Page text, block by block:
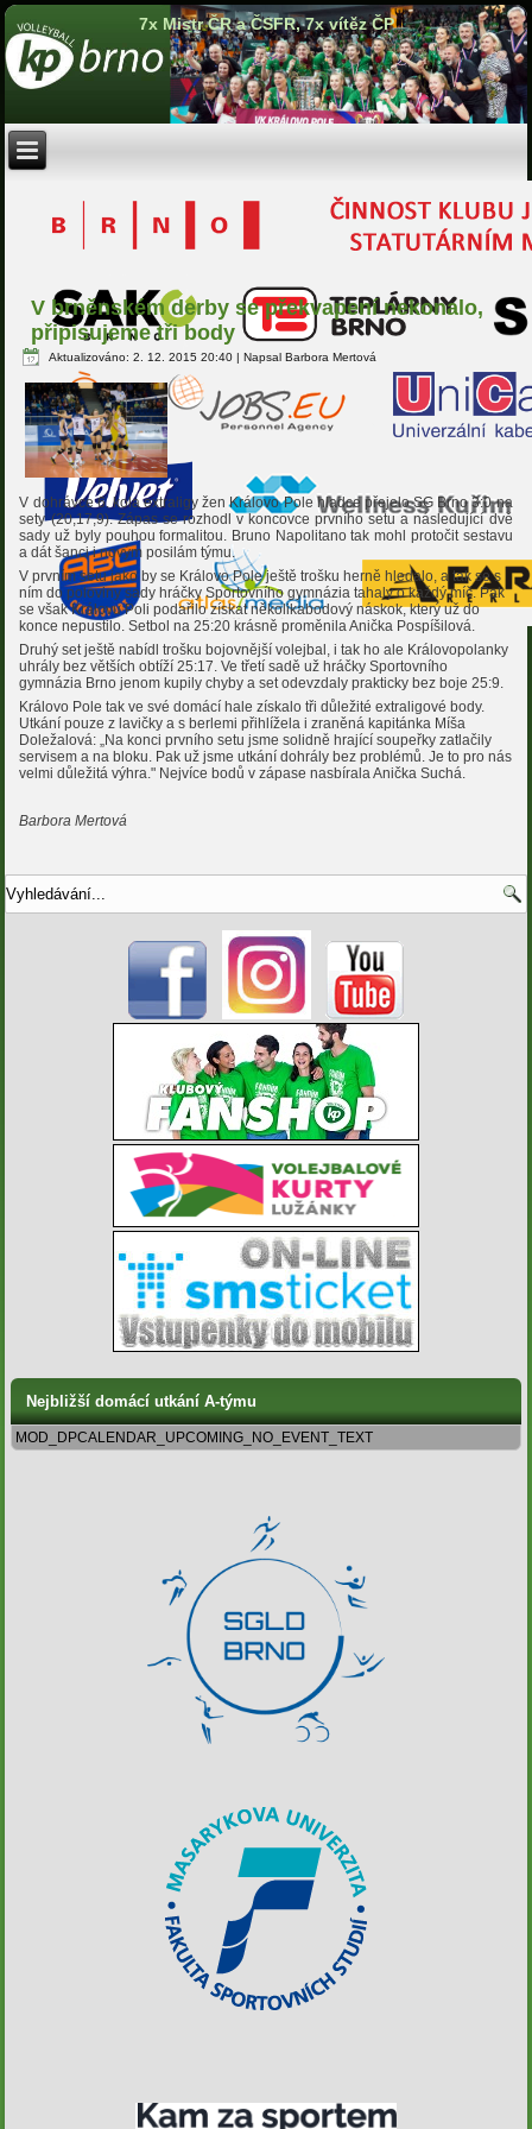
7x Mistr ČR a ČSFR, 7x vítěz ČP
V brněnském derby se překvapení nekonalo,
připisujeme tři body
Aktualizováno: 2. 12. 2015 20:40 |Napsal Barbora Mertová
V dohrávce 6. kola extraligy žen Královo Pole hladce přejelo SG Brno 3:0 na
sety (20,17,9). Zápas se rozhodl v koncovce prvního setu a následující dvě
sady už byly pouhou formalitou. Bruno Napolitano tak mohl protočit sestavu
a dát šanci i novým posilám týmu.
V prvním setu jako by se Královo Pole ještě trošku herně hledalo, a tak se s
ním do poloviny sady hráčky Sportovního gymnázia tahaly o každý míč. Pak
se však Královu Poli podařilo získat několikabodový náskok, který už do
konce nepustilo. Setbol na 25:20 krásně proměnila Anička Pospíšilová.
Druhý set ještě nabídl trošku bojovnější volejbal, i tak ho ale Královopolanky
uhrály bez větších obtíží 25:17. Ve třetí sadě už hráčky Sportovního
gymnázia Brno jenom kupily chyby a set odevzdaly prakticky bez boje 25:9.
Královo Pole tak ve své domácí hale získalo tři důležité extraligové body.
Utkání pouze z lavičky a s berlemi přihlížela i zraněná kapitánka Míša
Doležalová: „Na konci prvního setu jsme solidně hrající soupeřky zatlačily
servisem a na bloku. Pak už jsme utkání dohrály bez problémů. Je to pro nás
velmi důležitá výhra." Nejvíce bodů v zápase nasbírala Anička Suchá.
Barbora Mertová
Nejbližší domácí utkání A-týmu
MOD_DPCALENDAR_UPCOMING_NO_EVENT_TEXT